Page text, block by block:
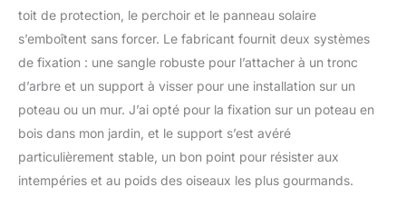
avec un grossissement
8x tels que leurs plumes.
Avec la vision nocturne
en couleur et la vision
nocturne infrarouge, il
peut capturer chaque
d'oiseaux, même la nuit.
Capacité généreuse de
2,5 L : cette mangeoire
toit de protection, le perchoir et le panneau solaire
s’emboîtent sans forcer. Le fabricant fournit deux systèmes
de fixation : une sangle robuste pour l’attacher à un tronc
d’arbre et un support à visser pour une installation sur un
poteau ou un mur. J’ai opté pour la fixation sur un poteau en
bois dans mon jardin, et le support s’est avéré
particulièrement stable, un bon point pour résister aux
intempéries et au poids des oiseaux les plus gourmands.